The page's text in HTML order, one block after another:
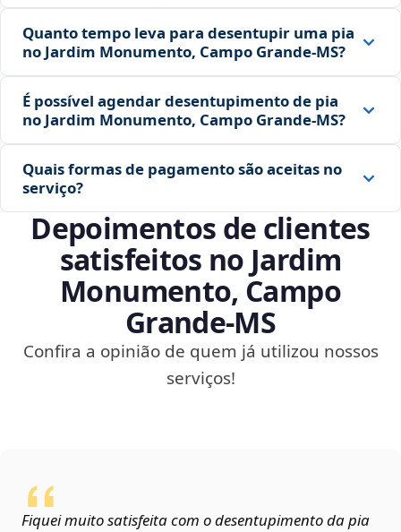
Quanto tempo leva para desentupir uma pia
no Jardim Monumento, Campo Grande‑MS?
É possível agendar desentupimento de pia
no Jardim Monumento, Campo Grande‑MS?
Quais formas de pagamento são aceitas no
serviço?
Depoimentos de clientes
satisfeitos no Jardim
Monumento, Campo
Grande‑MS
Confira a opinião de quem já utilizou nossos
serviços!
Fiquei muito satisfeita com o desentupimento da pia